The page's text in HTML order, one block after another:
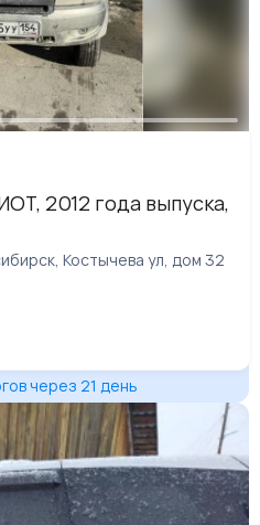
2012 года выпуска,
Костычева ул, дом 32
через 21 день